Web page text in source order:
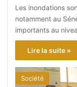
Les inondations
notamment au
importants au
Lire la suite »
Société